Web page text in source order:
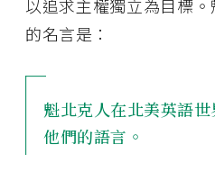
以追求主權獨立為目標
的名言是：
魁北克人在北美英語
他們的語言。